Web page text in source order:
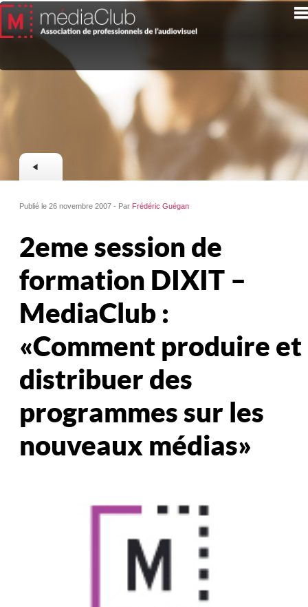
Publié le 26 novembre 2007 - Par Frédéric Guégan
2eme session de
formation DIXIT –
MediaClub :
« Comment produire et
distribuer des
programmes sur les
nouveaux médias »